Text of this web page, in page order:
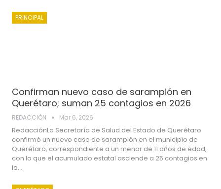
PRINCIPAL
Confirman nuevo caso de sarampión en
Querétaro; suman 25 contagios en 2026
REDACCIÓN Mar 6, 2026
RedacciónLa Secretaría de Salud del Estado de Querétaro
confirmó un nuevo caso de sarampión en el municipio de
Querétaro, correspondiente a un menor de 11 años de edad,
con lo que el acumulado estatal asciende a 25 contagios en
lo…